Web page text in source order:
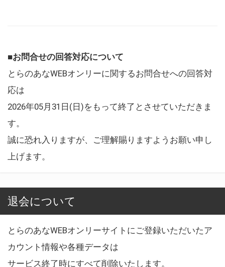
■お問合せの回答対応について
とらのあなWEBオンリーに関するお問合せへの回答対
応は
2026年05月31日(日)をもって終了とさせていただきま
す。
誠に恐れ入りますが、ご理解賜りますようお願い申し
上げます。
退会について
とらのあなWEBオンリーサイトにご登録いただいたア
カウント情報や各種データは
サービス終了時にすべて削除いたします。